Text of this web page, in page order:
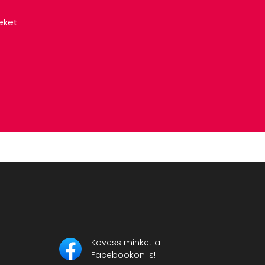
Kövess minket a
Facebookon is!